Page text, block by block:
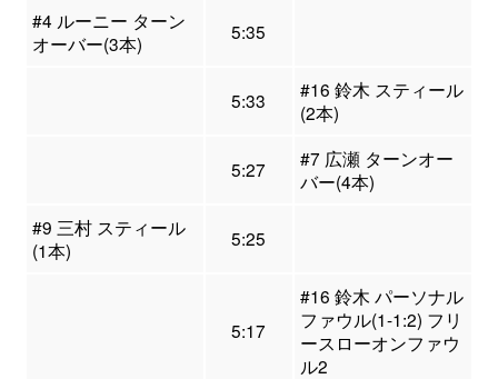
#4 ルーニー ターン
オーバー(3本)
5:35
5:33
#16 鈴木 スティール
(2本)
5:27
#7 広瀬 ターンオー
バー(4本)
#9 三村 スティール
(1本)
5:25
5:17
#16 鈴木 パーソナル
ファウル(1-1:2) フリ
ースローオンファウ
ル2